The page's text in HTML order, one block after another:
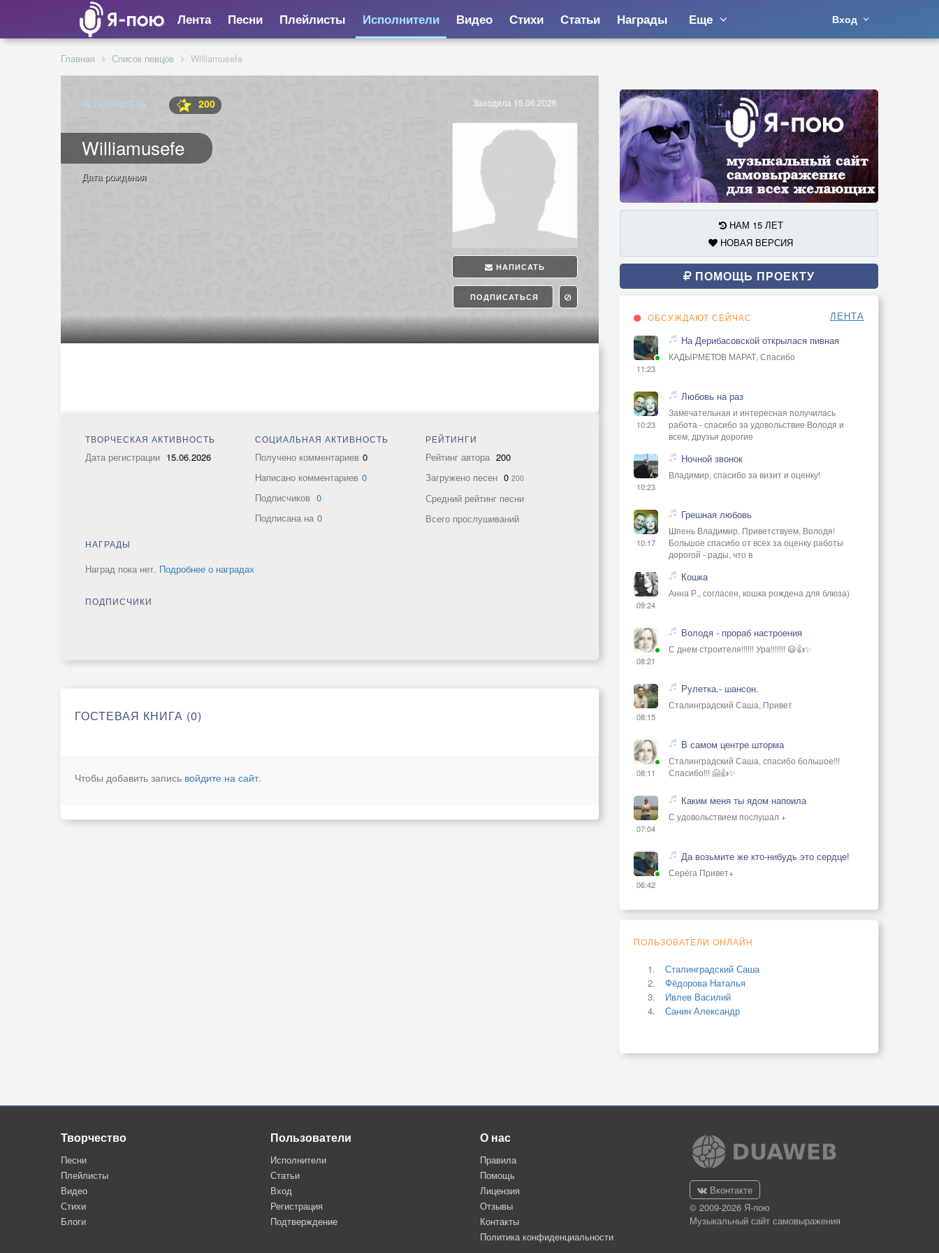
Лента Песни Плейлисты Исполнители Видео Стихи Статьи Награды Еще Вход
Главная Список певцов Williamusefe
ИСПОЛНИТЕЛЬ 200
Williamusefe
Заходила 15.06.2026
НАПИСАТЬ
ПОДПИСАТЬСЯ
Дата рождения
ТВОРЧЕСКАЯ АКТИВНОСТЬ
Дата регистрации 15.06.2026
СОЦИАЛЬНАЯ АКТИВНОСТЬ
Получено комментариев 0
Написано комментариев 0
Подписчиков 0
Подписана на 0
РЕЙТИНГИ
Рейтинг автора 200
Загружено песен 0 200
Средний рейтинг песни
Всего прослушиваний
НАГРАДЫ
Наград пока нет. Подробнее о наградах
ПОДПИСЧИКИ
ГОСТЕВАЯ КНИГА (0)
Чтобы добавить запись войдите на сайт.
НАМ 15 ЛЕТ
НОВАЯ ВЕРСИЯ
ПОМОЩЬ ПРОЕКТУ
ОБСУЖДАЮТ СЕЙЧАС ЛЕНТА
11:23
На Дерибасовской открылася пивная
КАДЫРМЕТОВ МАРАТ, Спасибо
10:23
Любовь на раз
Замечательная и интересная получилась
работа - спасибо за удовольствие Володя и
всем, друзья дорогие
10:23
Ночной звонок
Владимир, спасибо за визит и оценку!
10:17
Грешная любовь
Шпень Владимир, Приветствуем, Володя!
Большое спасибо от всех за оценку работы
дорогой - рады, что в
09:24
Кошка
Анна Р., согласен, кошка рождена для блюза)
08:21
Володя - прораб настроения
С днем строителя!!!!!! Ура!!!!!!! 😃👍✨
08:15
Рулетка.- шансон.
Сталинградский Саша, Привет
08:11
В самом центре шторма
Сталинградский Саша, спасибо большое!!!
Спасибо!!! 🤗👍✨
07:04
Каким меня ты ядом напоила
С удовольствием послушал +
06:42
Да возьмите же кто-нибудь это сердце!
Серёга Привет+
ПОЛЬЗОВАТЕЛИ ОНЛАЙН
Сталинградский Саша
Фёдорова Наталья
Ивлев Василий
Санин Александр
Творчество
Песни
Плейлисты
Видео
Стихи
Блоги
Пользователи
Исполнители
Статьи
Вход
Регистрация
Подтверждение
О нас
Правила
Помощь
Лицензия
Отзывы
Контакты
Политика конфиденциальности
Вконтакте
© 2009-2026 Я-пою
Музыкальный сайт самовыражения